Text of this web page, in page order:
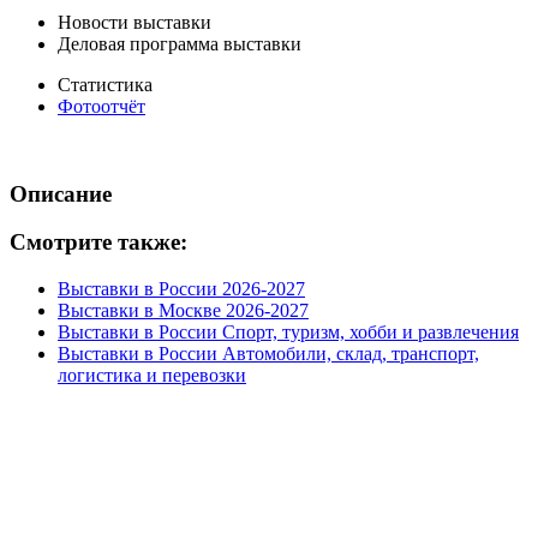
Новости выставки
Деловая программа выставки
Статистика
Фотоотчёт
Описание
Смотрите также:
Выставки в России 2026-2027
Выставки в Москве 2026-2027
Выставки в России Спорт, туризм, хобби и развлечения
Выставки в России Автомобили, склад, транспорт,
логистика и перевозки